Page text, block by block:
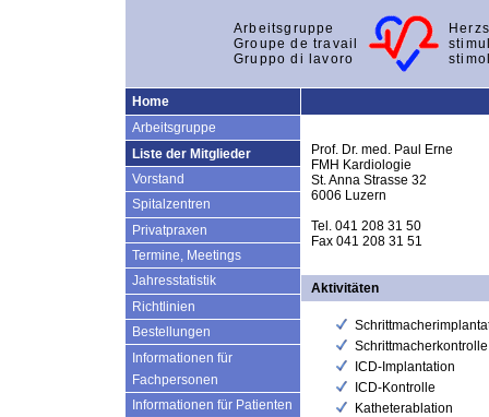
Arbeitsgruppe
Groupe de travail
Gruppo di lavoro
Home
Arbeitsgruppe
Liste der Mitglieder
Vorstand
Spitalzentren
Privatpraxen
Termine, Meetings
Jahresstatistik
Richtlinien
Bestellungen
Informationen für
Fachpersonen
Informationen für Patienten
Prof. Dr. med. Paul Erne
FMH Kardiologie
St. Anna Strasse 32
6006 Luzern
Tel. 041 208 31 50
Fax 041 208 31 51
Aktivitäten
Schrittmacherkontrolle
ICD-Implantation
ICD-Kontrolle
Katheterablation